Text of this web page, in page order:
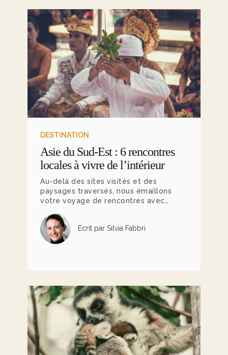
DESTINATION
Asie du Sud-Est : 6 rencontres
locales à vivre de l’intérieur
Au-delà des sites visités et des
paysages traversés, nous émaillons
votre voyage de rencontres avec
parcours singulier, à la passion
ancrée, qui vous mettent en
contact avec la culture du pays
Ecrit par Silvia Fabbri